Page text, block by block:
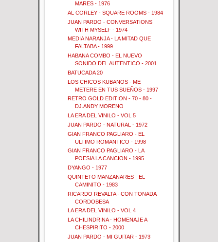
MARES - 1976
AL CORLEY - SQUARE ROOMS - 1984
JUAN PARDO - CONVERSATIONS
WITH MYSELF - 1974
MEDIA NARANJA - LA MITAD QUE
FALTABA - 1999
HABANA COMBO - EL NUEVO
SONIDO DEL AUTENTICO - 2001
BATUCADA 20
LOS CHICOS KUBANOS - ME
METERE EN TUS SUEÑOS - 1997
RETRO GOLD EDITION - 70 - 80 -
DJ.ANDY MORENO
LA ERA DEL VINILO - VOL 5
JUAN PARDO - NATURAL - 1972
GIAN FRANCO PAGLIARO - EL
ULTIMO ROMANTICO - 1998
GIAN FRANCO PAGLIARO - LA
POESIA LA CANCION - 1995
DYANGO - 1977
QUINTETO MANZANARES - EL
CAMINITO - 1983
RICARDO REVALTA - CON TONADA
CORDOBESA
LA ERA DEL VINILO - VOL 4
LA CHILINDRINA - HOMENAJE A
CHESPIRITO - 2000
JUAN PARDO - MI GUITAR - 1973